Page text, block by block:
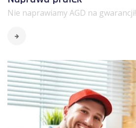
Nie naprawiamy AGD na gwarancji!